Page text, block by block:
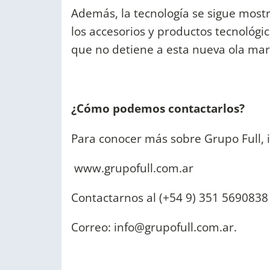
Además, la tecnología se sigue
los accesorios y productos
que no detiene a esta nueva ola
¿Cómo podemos contactarlos?
Para conocer más sobre Grupo Full,
www.grupofull.com.ar
Contactarnos al (+54 9) 351 5690838
Correo: info@grupofull.com.ar.